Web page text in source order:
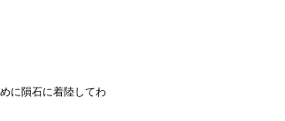
に隕石に着陸してわ